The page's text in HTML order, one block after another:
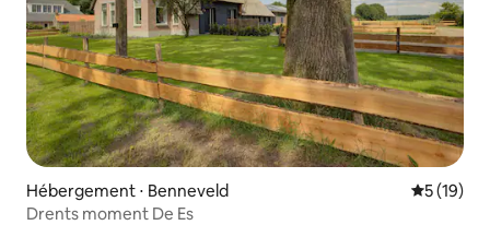
Hébergement ⋅ Benneveld
5 (19)
Drents moment De Es